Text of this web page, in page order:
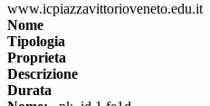
www.icpiazzavittorioveneto.edu.it
Nome
Tipologia
Proprieta
Descrizione
Durata